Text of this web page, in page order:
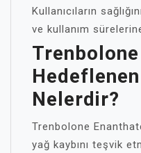
Kullanıcıların
ve kullanım
Nelerdir?
Trenbolone
yağ kaybını teşvik